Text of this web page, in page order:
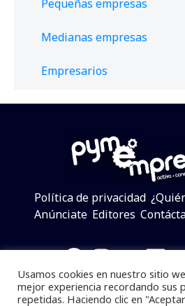
Pequeñas empresas
Medianas empresas
Empresarios
Política de privacidad
Anúnciate Editores
Facebook
Usamos cookies en nuestro sitio
mejor experiencia recordando sus
repetidas. Haciendo clic en